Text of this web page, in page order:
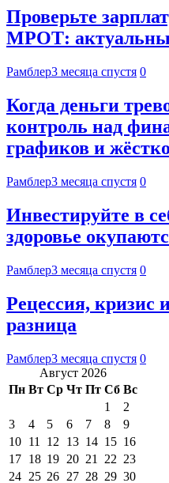
Проверьте
МРОТ:
Рамблер3 месяца спустя 0
Когда деньги
контроль над
графиков и
Рамблер3 месяца спустя 0
Инвестируйте в
здоровье
Рамблер3 месяца спустя 0
Рецессия, кризис
разница
Рамблер3 месяца спустя 0
Август 2026
Пн Вт Ср Чт Пт Сб Вс
1
2
3
4 5 6 7 8
9
10 11 12 13 14 15 16
17 18 19 20 21 22 23
24 25 26 27 28 29 30